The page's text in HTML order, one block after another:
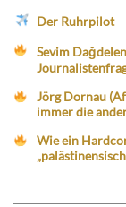
Der Ruhrpilot
Sevim
Jörg Dornau
immer die
Wie ein